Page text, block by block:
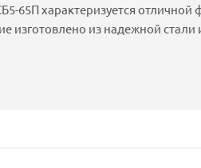
65П характеризуется
изготовлено из надежной